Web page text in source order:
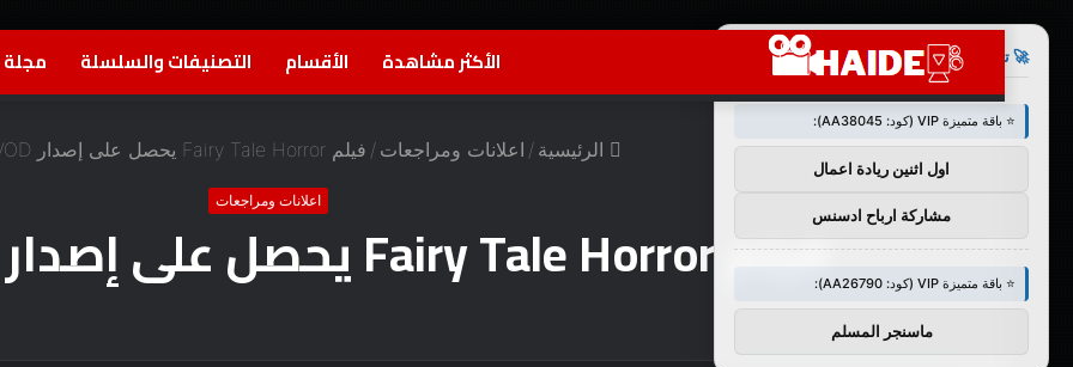
الأكثر مشاهدة الأقسام التصنيفات والسلسلة مجلة
الرئيسية / اعلانات ومراجعات / فيلم Fairy Tale Horror يحصل على إصدار VOD في أبريل
اعلانات ومراجعات
فيلم Fairy Tale Horror يحصل على إصدار VOD في أبريل
🚀 توصيات :
⭐ باقة متميزة VIP (كود: AA38045):
اول اثنين ريادة اعمال
مشاركة ارباح ادسنس
⭐ باقة متميزة VIP (كود: AA26790):
ماسنجر المسلم